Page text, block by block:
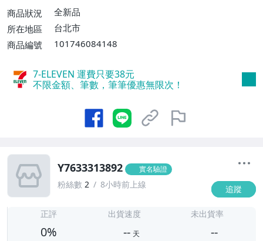
商品狀況
全新品
所在地區
台北市
商品編號
101746084148
7-ELEVEN 運費只要38元
不限金額、筆數，筆筆優惠無限次！
Y7633313892 實名驗證
粉絲數 2 8小時前上線 追蹤
正評
0%
出貨速度
-- 天
未出貨率
--